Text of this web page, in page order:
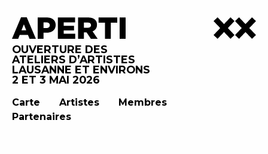
OUVERTURE DES
ATELIERS D’ARTISTES
LAUSANNE ET ENVIRONS
2 ET 3 MAI 2026
Carte Artistes
Membres
Partenaires